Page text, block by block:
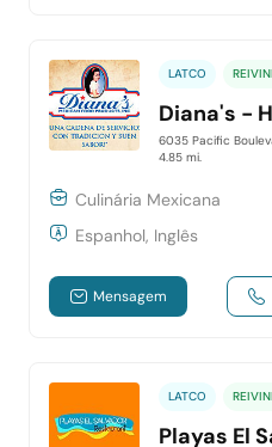
LATCO
Diana's -
6035 Pacific
4.85 mi.
Culinária Mexicana
Espanhol, Inglês
Mensagem
LATCO
Playas El